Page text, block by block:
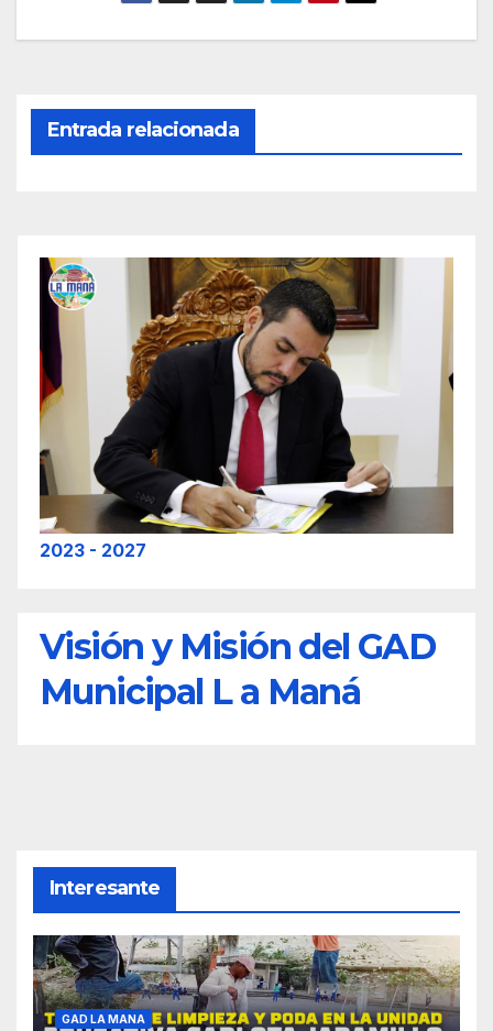
Entrada relacionada
2023 - 2027
Visión y Misión del GAD
Municipal L a Maná
Interesante
GAD LA MANA